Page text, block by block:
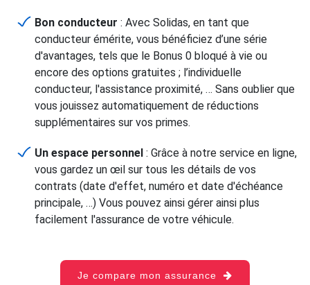
Bon conducteur : Avec Solidas, en tant que
conducteur émérite, vous bénéficiez d’une série
d'avantages, tels que le Bonus 0 bloqué à vie ou
encore des options gratuites ; l’individuelle
conducteur, l'assistance proximité, … Sans oublier que
vous jouissez automatiquement de réductions
supplémentaires sur vos primes.
Un espace personnel : Grâce à notre service en ligne,
vous gardez un œil sur tous les détails de vos
contrats (date d'effet, numéro et date d'échéance
principale, …) Vous pouvez ainsi gérer ainsi plus
facilement l'assurance de votre véhicule.
Je compare mon assurance